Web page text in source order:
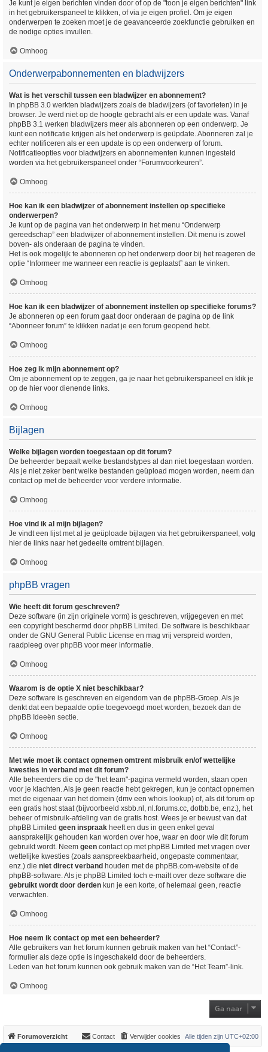
Je kunt je eigen berichten vinden door of op de "toon je eigen berichten" link
in het gebruikerspaneel te klikken, of via je eigen profiel. Om je eigen
onderwerpen te zoeken moet je de geavanceerde zoekfunctie gebruiken en
de nodige opties invullen.
Omhoog
Onderwerpabonnementen en bladwijzers
Wat is het verschil tussen een bladwijzer en abonnement?
In phpBB 3.0 werkten bladwijzers zoals de bladwijzers (of favorieten) in je
browser. Je werd niet op de hoogte gebracht als er een update was. Vanaf
phpBB 3.1 werken bladwijzers meer als abonneren op een onderwerp. Je
kunt een notificatie krijgen als het onderwerp is geüpdate. Abonneren zal je
echter notificeren als er een update is op een onderwerp of forum.
Notificatieopties voor bladwijzers en abonnementen kunnen ingesteld
worden via het gebruikerspaneel onder “Forumvoorkeuren”.
Omhoog
Hoe kan ik een bladwijzer of abonnement instellen op specifieke
onderwerpen?
Je kunt op de pagina van het onderwerp in het menu “Onderwerp
gereedschap” een bladwijzer of abonnement instellen. Dit menu is zowel
boven- als onderaan de pagina te vinden.
Het is ook mogelijk te abonneren op het onderwerp door bij het reageren de
optie “Informeer me wanneer een reactie is geplaatst” aan te vinken.
Omhoog
Hoe kan ik een bladwijzer of abonnement instellen op specifieke forums?
Je abonneren op een forum gaat door onderaan de pagina op de link
“Abonneer forum” te klikken nadat je een forum geopend hebt.
Omhoog
Hoe zeg ik mijn abonnement op?
Om je abonnement op te zeggen, ga je naar het gebruikerspaneel en klik je
op de hier voor dienende links.
Omhoog
Bijlagen
Welke bijlagen worden toegestaan op dit forum?
De beheerder bepaalt welke bestandstypes al dan niet toegestaan worden.
Als je niet zeker bent welke bestanden geüpload mogen worden, neem dan
contact op met de beheerder voor verdere informatie.
Omhoog
Hoe vind ik al mijn bijlagen?
Je vindt een lijst met al je geüploade bijlagen via het gebruikerspaneel, volg
hier de links naar het gedeelte omtrent bijlagen.
Omhoog
phpBB vragen
Wie heeft dit forum geschreven?
Deze software (in zijn originele vorm) is geschreven, vrijgegeven en met
een copyright beschermd door phpBB Limited . De software is beschikbaar
onder de GNU General Public License en mag vrij verspreid worden,
raadpleeg over phpBB voor meer informatie.
Omhoog
Waarom is de optie X niet beschikbaar?
Deze software is geschreven en eigendom van de phpBB-Groep. Als je
denkt dat een bepaalde optie toegevoegd moet worden, bezoek dan de
phpBB Ideeën sectie.
Omhoog
Met wie moet ik contact opnemen omtrent misbruik en/of wettelijke
kwesties in verband met dit forum?
Alle beheerders die op de "het team"-pagina vermeld worden, staan open
voor je klachten. Als je geen reactie hebt gekregen, kun je contact opnemen
met de eigenaar van het domein (dmv een whois lookup) of, als dit forum op
een gratis host staat (bijvoorbeeld xsbb.nl, nl.forums.cc, dotbb.be, enz.), het
beheer of misbruik-afdeling van de gratis host. Wees je er bewust van dat
phpBB Limited geen inspraak heeft en dus in geen enkel geval
aansprakelijk gehouden kan worden over hoe, waar en door wie dit forum
gebruikt wordt. Neem geen contact op met phpBB Limited met vragen over
wettelijke kwesties (zoals aanspreekbaarheid, ongepaste commentaar,
enz.) die niet direct verband houden met de phpBB.com-website of de
phpBB-software. Als je phpBB Limited toch e-mailt over deze software die
gebruikt wordt door derden kun je een korte, of helemaal geen, reactie
verwachten.
Omhoog
Hoe neem ik contact op met een beheerder?
Alle gebruikers van het forum kunnen gebruik maken van het “Contact”-
formulier als deze optie is ingeschakeld door de beheerders.
Leden van het forum kunnen ook gebruik maken van de “Het Team”-link.
Omhoog
Ga naar
Forumoverzicht Alle tijden zijn UTC+02:00
Verwijder cookies
Contact